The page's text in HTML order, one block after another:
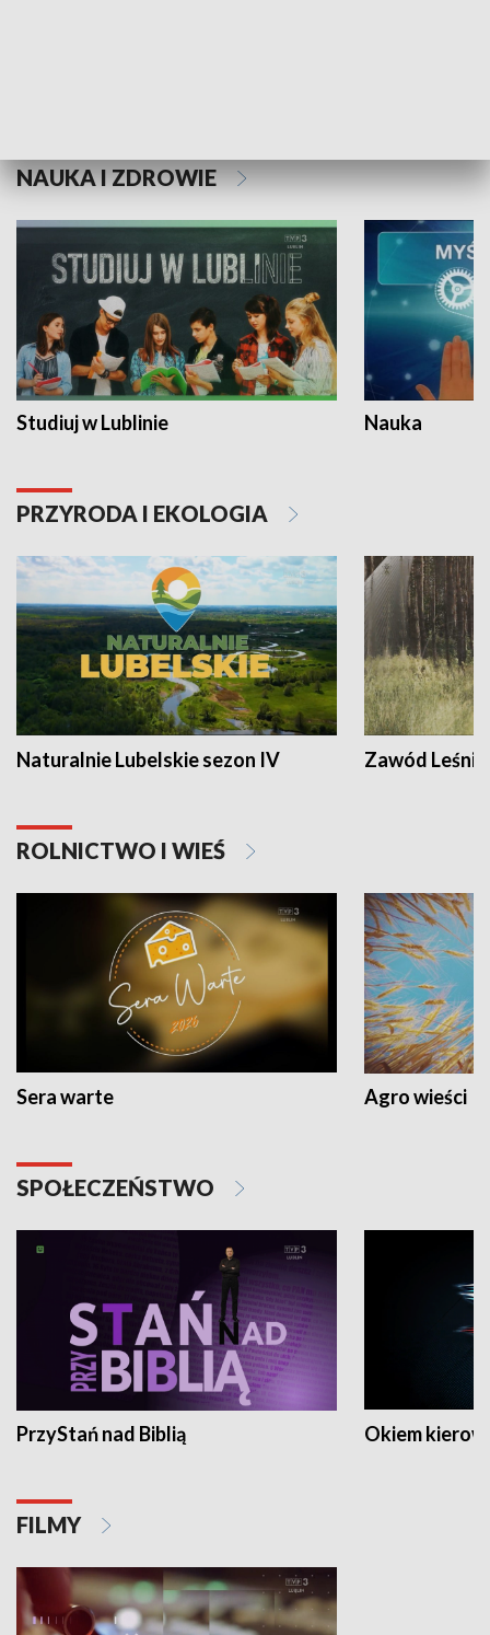
NAUKA I ZDROWIE
Studiuj w Lublinie Nauka
PRZYRODA I EKOLOGIA
Naturalnie Lubelskie sezon IV Zawód Leśnik
ROLNICTWO I WIEŚ
Sera warte Agro wieści
SPOŁECZEŃSTWO
PrzyStań nad Biblią Okiem
FILMY